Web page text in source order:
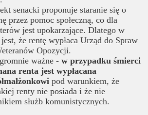
senacki proponuje staranie się o
przez pomoc społeczną, co dla
jest upokarzające. Dlatego w
że rentę wypłaca Urząd do Spraw
Opozycji.
ważne - w przypadku śmierci
renta jest wypłacana
pod warunkiem, że
renty nie posiada i że nie
służb komunistycznych.